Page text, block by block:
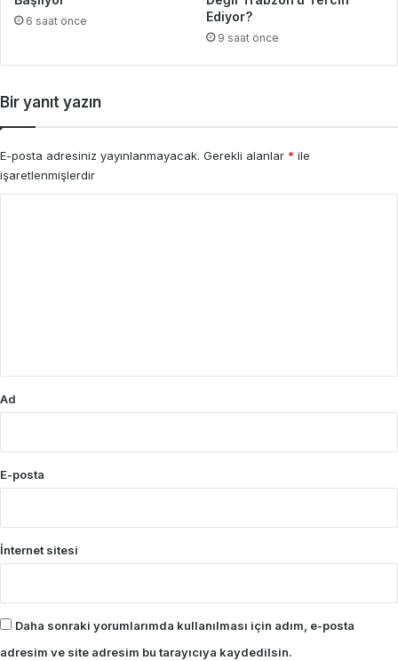
6 saat önce
Ediyor?
9 saat önce
Bir yanıt yazın
E-posta adresiniz yayınlanmayacak. Gerekli alanlar * ile
işaretlenmişlerdir
Ad
E-posta
İnternet sitesi
Daha sonraki yorumlarımda kullanılması için adım, e-posta
adresim ve site adresim bu tarayıcıya kaydedilsin.